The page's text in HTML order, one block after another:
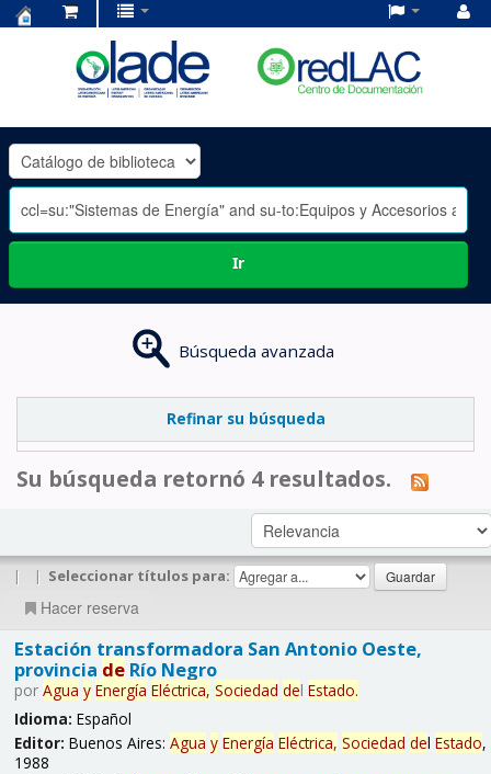
OLADE
-
Ir
Búsqueda avanzada
Refinar su búsqueda
Su búsqueda retornó 4 resultados.
| | Seleccionar títulos para:
Hacer reserva
Estación transformadora San Antonio Oeste,
provincia deRío Negro
por Agua y Energía Eléctrica, Sociedad del Estado.
Idioma: Español
Editor: Buenos Aires: Agua y Energía Eléctrica, Sociedad del Estado,
1988